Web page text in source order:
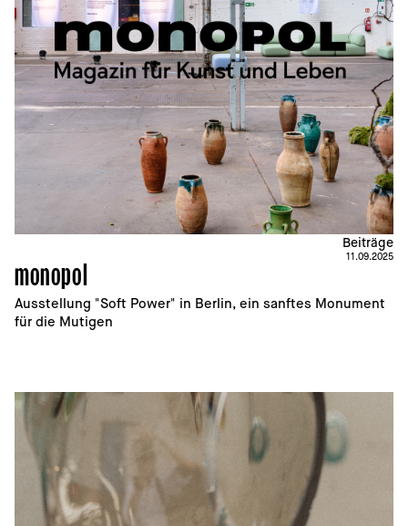
monopol
Ausstellung "Soft Power" in Berlin, ein sanftes Monument
für die Mutigen
Beiträge
11.09.2025